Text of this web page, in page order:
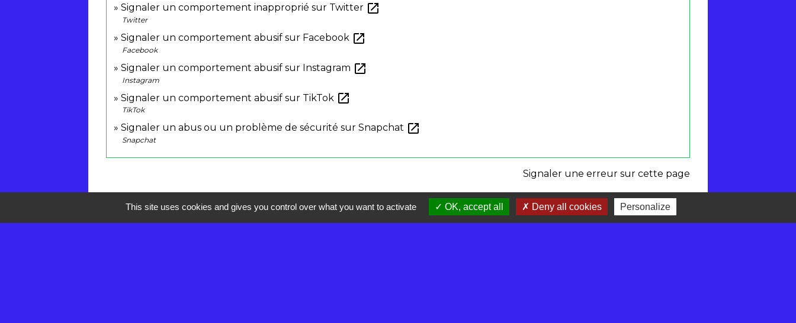
Signaler un comportement inapproprié sur Twitter open_in_new
Twitter
Signaler un comportement abusif sur Facebook open_in_new
Facebook
Signaler un comportement abusif sur Instagram open_in_new
Instagram
Signaler un comportement abusif sur TikTok open_in_new
TikTok
Signaler un abus ou un problème de sécurité sur Snapchat open_in_new
Snapchat
Signaler une erreur sur cette page
This site uses cookies and gives you control over what you want to activate OK, accept all Deny all cookies Personalize